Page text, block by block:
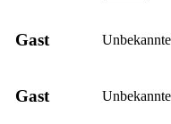
Gast
Gast